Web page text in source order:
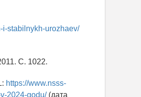
i-stabilnykh-urozhaev/
С. 1022.
https://www.nsss-
2024-godu/(дата